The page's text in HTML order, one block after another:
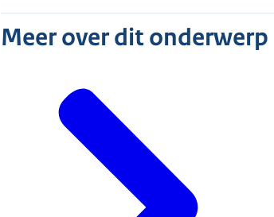
Meer over dit onderwerp